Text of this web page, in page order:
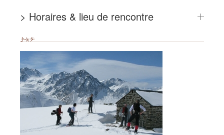
> Horaires & lieu de rencontre